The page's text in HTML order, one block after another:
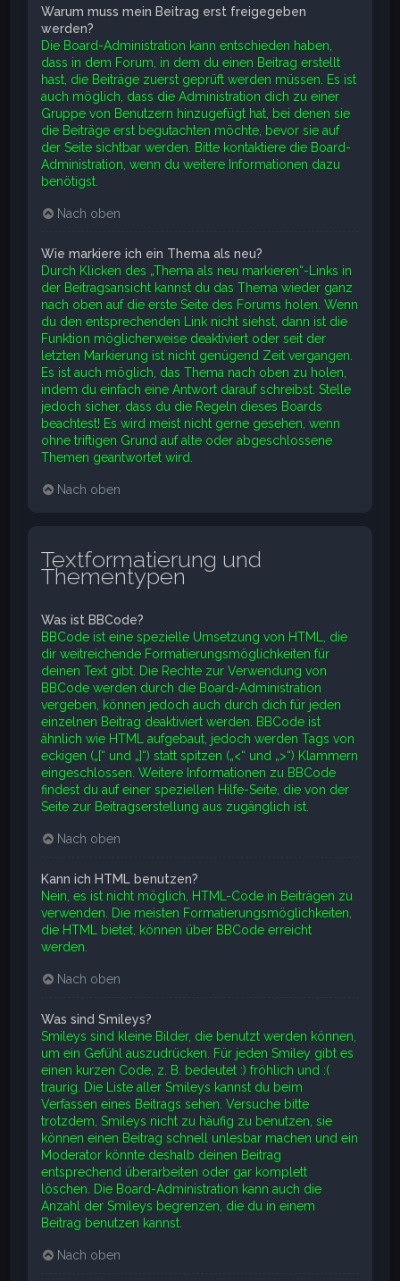
Warum muss mein Beitrag erst freigegeben
werden?
Die Board-Administration kann entschieden haben,
dass in dem Forum, in dem du einen Beitrag erstellt
hast, die Beiträge zuerst geprüft werden müssen. Es ist
auch möglich, dass die Administration dich zu einer
Gruppe von Benutzern hinzugefügt hat, bei denen sie
die Beiträge erst begutachten möchte, bevor sie auf
der Seite sichtbar werden. Bitte kontaktiere die Board-
Administration, wenn du weitere Informationen dazu
benötigst.
Nach oben
Wie markiere ich ein Thema als neu?
Durch Klicken des „Thema als neu markieren“-Links in
der Beitragsansicht kannst du das Thema wieder ganz
nach oben auf die erste Seite des Forums holen. Wenn
du den entsprechenden Link nicht siehst, dann ist die
Funktion möglicherweise deaktiviert oder seit der
letzten Markierung ist nicht genügend Zeit vergangen.
Es ist auch möglich, das Thema nach oben zu holen,
indem du einfach eine Antwort darauf schreibst. Stelle
jedoch sicher, dass du die Regeln dieses Boards
beachtest! Es wird meist nicht gerne gesehen, wenn
ohne triftigen Grund auf alte oder abgeschlossene
Themen geantwortet wird.
Nach oben
Textformatierung und
Thementypen
Was ist BBCode?
BBCode ist eine spezielle Umsetzung von HTML, die
dir weitreichende Formatierungsmöglichkeiten für
deinen Text gibt. Die Rechte zur Verwendung von
BBCode werden durch die Board-Administration
vergeben, können jedoch auch durch dich für jeden
einzelnen Beitrag deaktiviert werden. BBCode ist
ähnlich wie HTML aufgebaut, jedoch werden Tags von
eckigen („[“ und „]“) statt spitzen („<“ und „>“) Klammern
eingeschlossen. Weitere Informationen zu BBCode
findest du auf einer speziellen Hilfe-Seite, die von der
Seite zur Beitragserstellung aus zugänglich ist.
Nach oben
Kann ich HTML benutzen?
Nein, es ist nicht möglich, HTML-Code in Beiträgen zu
verwenden. Die meisten Formatierungsmöglichkeiten,
die HTML bietet, können über BBCode erreicht
werden.
Nach oben
Was sind Smileys?
Smileys sind kleine Bilder, die benutzt werden können,
um ein Gefühl auszudrücken. Für jeden Smiley gibt es
einen kurzen Code, z. B. bedeutet :) fröhlich und :(
traurig. Die Liste aller Smileys kannst du beim
Verfassen eines Beitrags sehen. Versuche bitte
trotzdem, Smileys nicht zu häufig zu benutzen, sie
können einen Beitrag schnell unlesbar machen und ein
Moderator könnte deshalb deinen Beitrag
entsprechend überarbeiten oder gar komplett
löschen. Die Board-Administration kann auch die
Anzahl der Smileys begrenzen, die du in einem
Beitrag benutzen kannst.
Nach oben